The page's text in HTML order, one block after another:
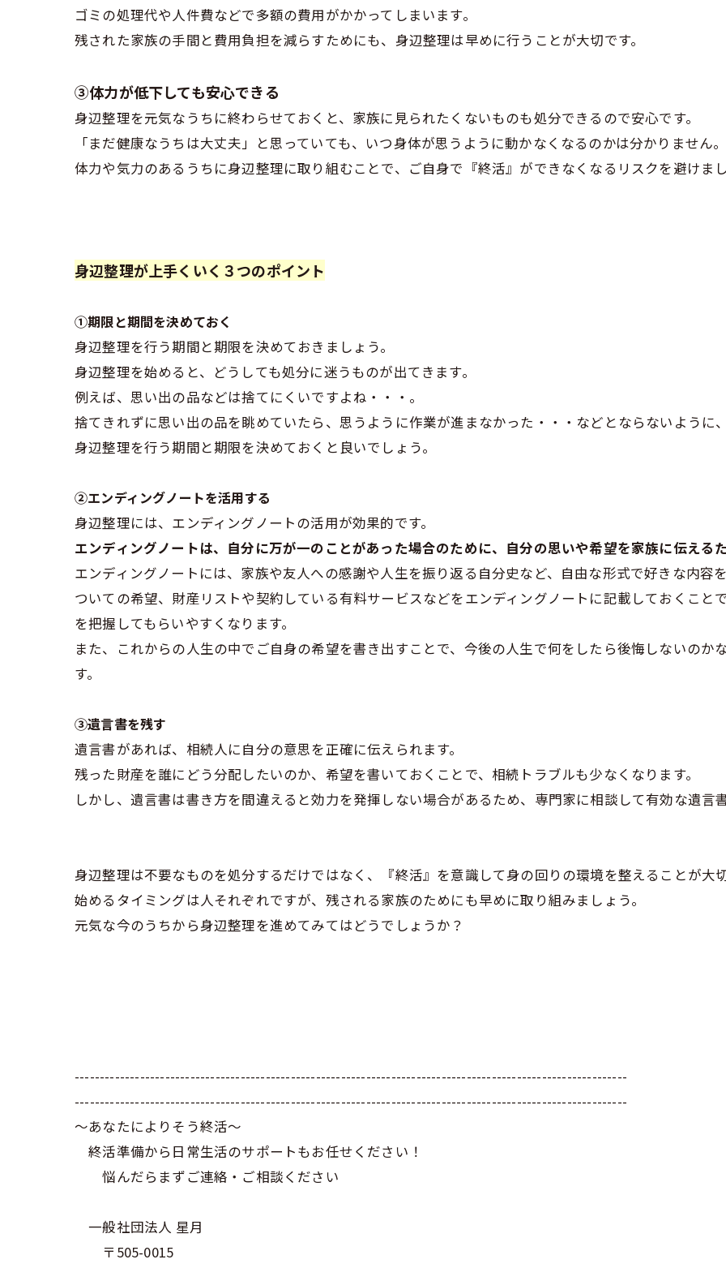
ゴミの処理代や人件費などで多額の費用がかかってしまいます。
残された家族の手間と費用負担を減らすためにも、身辺整理は早めに行うことが大切です。
③体力が低下しても安心できる
身辺整理を元気なうちに終わらせておくと、家族に見られたくないものも処分できるので安心です。
「まだ健康なうちは大丈夫」と思っていても、いつ身体が思うように動かなくなるのかは分かりません。
体力や気力のあるうちに身辺整理に取り組むことで、ご自身で『終活』ができなくなるリスクを避けまし
身辺整理が上手くいく３つのポイント
①期限と期間を決めておく
身辺整理を行う期間と期限を決めておきましょう。
身辺整理を始めると、どうしても処分に迷うものが出てきます。
例えば、思い出の品などは捨てにくいですよね・・・。
捨てきれずに思い出の品を眺めていたら、思うように作業が進まなかった・・・などとならないように、
身辺整理を行う期間と期限を決めておくと良いでしょう。
②エンディングノートを活用する
身辺整理には、エンディングノートの活用が効果的です。
エンディングノートは、自分に万が一のことがあった場合のために、自分の思いや希望を家族に伝える
エンディングノートには、家族や友人への感謝や人生を振り返る自分史など、自由な形式で好きな内容
ついての希望、財産リストや契約している有料サービスなどをエンディングノートに記載しておくこと
を把握してもらいやすくなります。
また、これからの人生の中でご自身の希望を書き出すことで、今後の人生で何をしたら後悔しないのか
す。
③遺言書を残す
遺言書があれば、相続人に自分の意思を正確に伝えられます。
残った財産を誰にどう分配したいのか、希望を書いておくことで、相続トラブルも少なくなります。
しかし、遺言書は書き方を間違えると効力を発揮しない場合があるため、専門家に相談して有効な遺言
身辺整理は不要なものを処分するだけではなく、『終活』を意識して身の回りの環境を整えることが大切
始めるタイミングは人それぞれですが、残される家族のためにも早めに取り組みましょう。
元気な今のうちから身辺整理を進めてみてはどうでしょうか？
--------------------------------------------------------------------------------------------------------------
--------------------------------------------------------------------------------------------------------------
～あなたによりそう終活～
終活準備から日常生活のサポートもお任せください！
悩んだらまずご連絡・ご相談ください
一般社団法人 星月
〒505-0015